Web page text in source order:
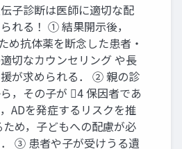
子診断は医師に適切な配
れる！ ① 結果開示後，
め抗体薬を断念した患者・
切なカウンセリング や長
が求められる． ② 親の診
，その子が 4 保因者であ
ADを発症するリスクを推
め，子どもへの配慮が必
③ 患者や子が受けうる遺